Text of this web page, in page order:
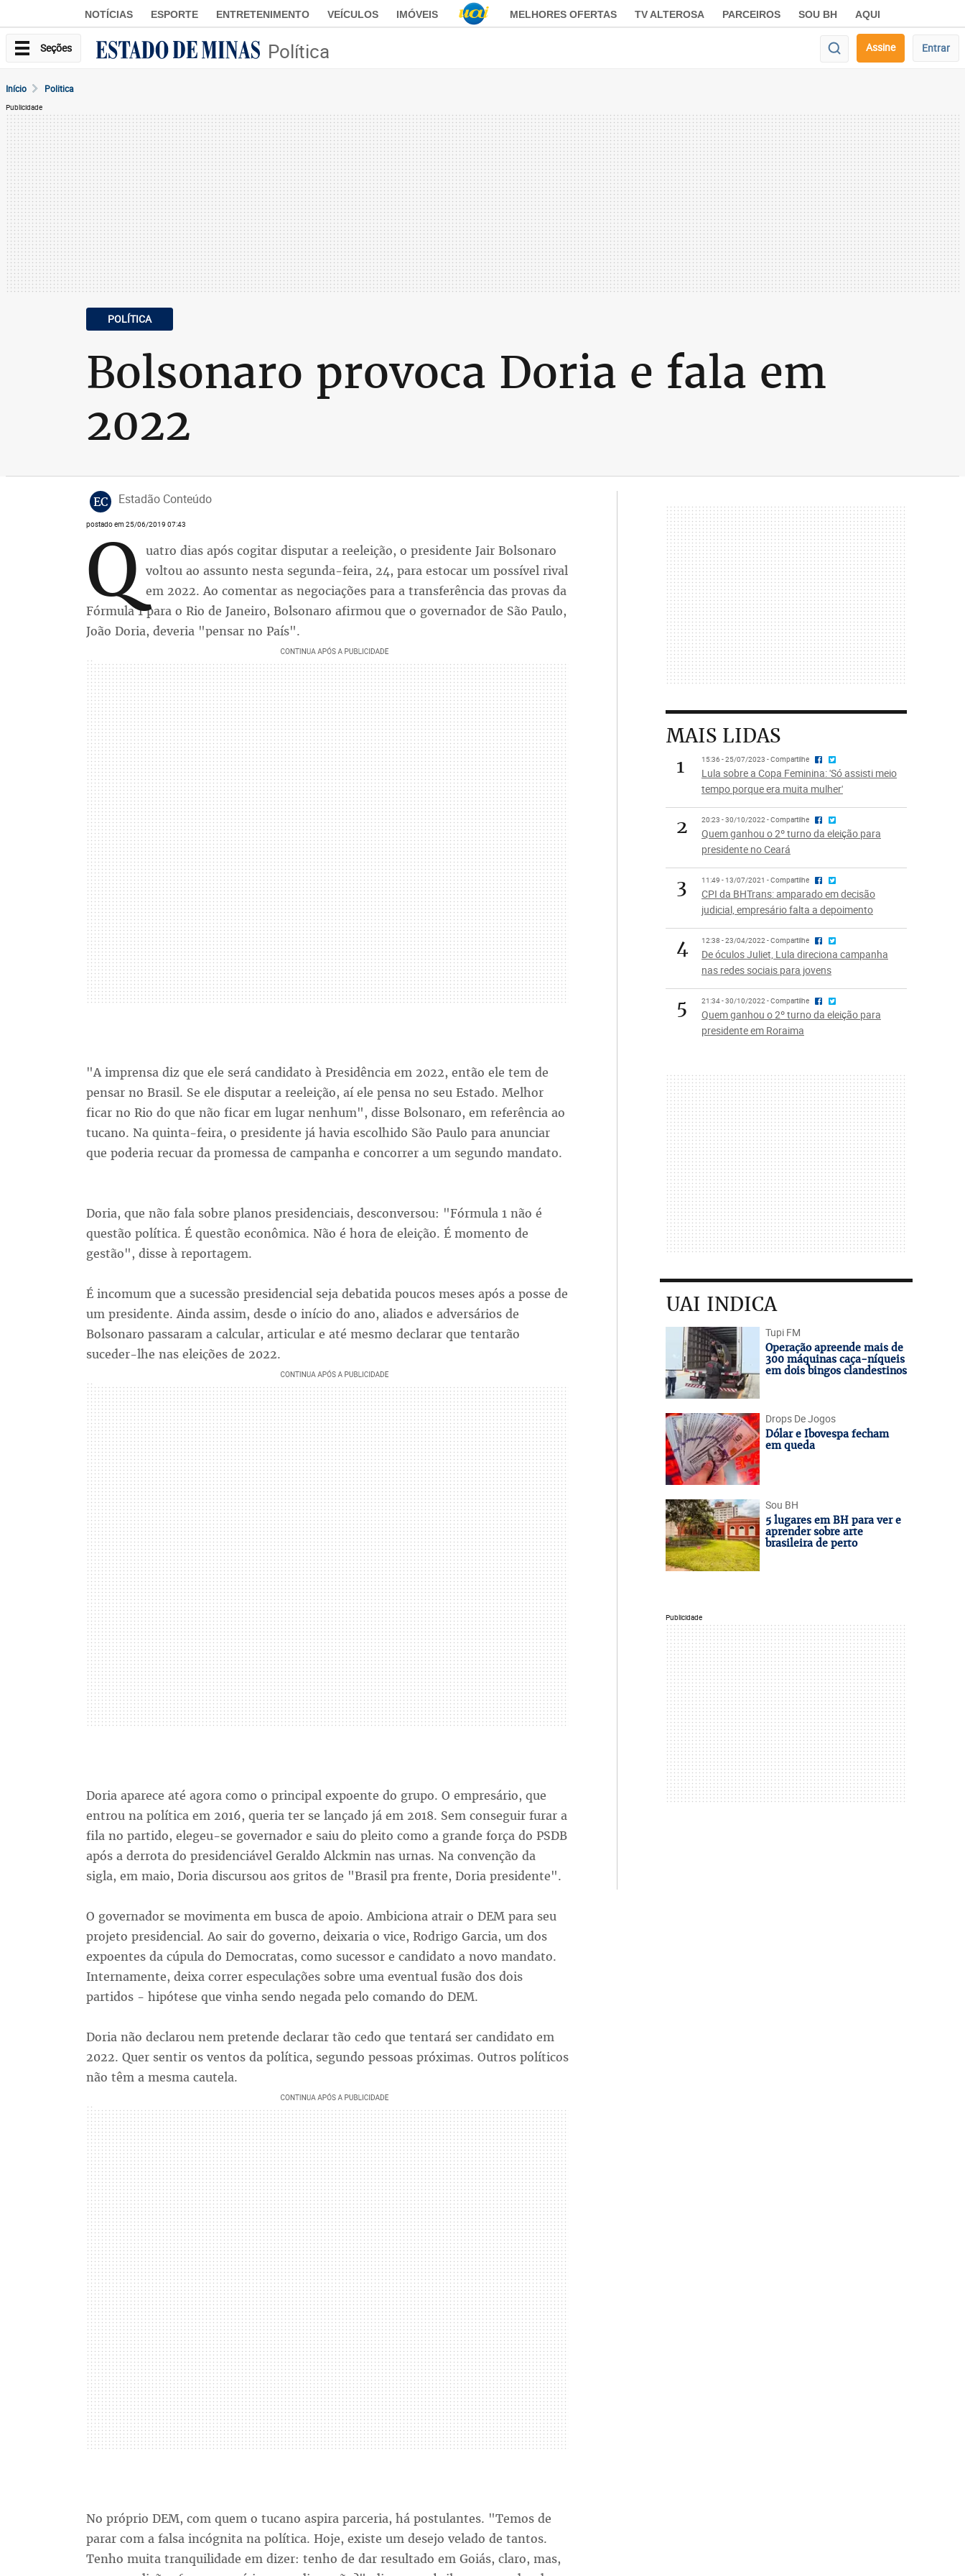
NOTÍCIAS ESPORTE ENTRETENIMENTO VEÍCULOS IMÓVEIS MELHORES OFERTAS TV ALTEROSA PARCEIROS SOU BH AQUI
Seções Política Assine Entrar
Início Politica
Publicidade
POLÍTICA
Bolsonaro provoca Doria e fala em
2022
EC Estadão Conteúdo
postado em 25/06/2019 07:43
Q uatro dias após cogitar disputar a reeleição, o presidente Jair Bolsonaro
voltou ao assunto nesta segunda-feira, 24, para estocar um possível rival
em 2022. Ao comentar as negociações para a transferência das provas da
Fórmula 1 para o Rio de Janeiro, Bolsonaro afirmou que o governador de São Paulo,
João Doria, deveria "pensar no País".
"A imprensa diz que ele será candidato à Presidência em 2022, então ele tem de
pensar no Brasil. Se ele disputar a reeleição, aí ele pensa no seu Estado. Melhor
ficar no Rio do que não ficar em lugar nenhum", disse Bolsonaro, em referência ao
tucano. Na quinta-feira, o presidente já havia escolhido São Paulo para anunciar
que poderia recuar da promessa de campanha e concorrer a um segundo mandato.
Doria, que não fala sobre planos presidenciais, desconversou: "Fórmula 1 não é
questão política. É questão econômica. Não é hora de eleição. É momento de
gestão", disse à reportagem.
É incomum que a sucessão presidencial seja debatida poucos meses após a posse de
um presidente. Ainda assim, desde o início do ano, aliados e adversários de
Bolsonaro passaram a calcular, articular e até mesmo declarar que tentarão
suceder-lhe nas eleições de 2022.
Doria aparece até agora como o principal expoente do grupo. O empresário, que
entrou na política em 2016, queria ter se lançado já em 2018. Sem conseguir furar a
fila no partido, elegeu-se governador e saiu do pleito como a grande força do PSDB
após a derrota do presidenciável Geraldo Alckmin nas urnas. Na convenção da
sigla, em maio, Doria discursou aos gritos de "Brasil pra frente, Doria presidente".
O governador se movimenta em busca de apoio. Ambiciona atrair o DEM para seu
projeto presidencial. Ao sair do governo, deixaria o vice, Rodrigo Garcia, um dos
expoentes da cúpula do Democratas, como sucessor e candidato a novo mandato.
Internamente, deixa correr especulações sobre uma eventual fusão dos dois
partidos - hipótese que vinha sendo negada pelo comando do DEM.
Doria não declarou nem pretende declarar tão cedo que tentará ser candidato em
2022. Quer sentir os ventos da política, segundo pessoas próximas. Outros políticos
não têm a mesma cautela.
No próprio DEM, com quem o tucano aspira parceria, há postulantes. "Temos de
parar com a falsa incógnita na política. Hoje, existe um desejo velado de tantos.
Tenho muita tranquilidade em dizer: tenho de dar resultado em Goiás, claro, mas,
MAIS LIDAS
1
15:36 - 25/07/2023 - Compartilhe
Lula sobre a Copa Feminina: 'Só assisti meio
tempo porque era muita mulher'
2 20:23 - 30/10/2022 - Compartilhe
Quem ganhou o 2º turno da eleição para
presidente no Ceará
3 11:49 - 13/07/2021 - Compartilhe
CPI da BHTrans: amparado em decisão
judicial, empresário falta a depoimento
4 12:38 - 23/04/2022 - Compartilhe
De óculos Juliet, Lula direciona campanha
nas redes sociais para jovens
5 21:34 - 30/10/2022 - Compartilhe
Quem ganhou o 2º turno da eleição para
presidente em Roraima
UAI INDICA
Tupi FM
Operação apreende mais de
300 máquinas caça-níqueis
em dois bingos clandestinos
Drops De Jogos
Dólar e Ibovespa fecham
em queda
Sou BH
5 lugares em BH para ver e
aprender sobre arte
brasileira de perto
Publicidade